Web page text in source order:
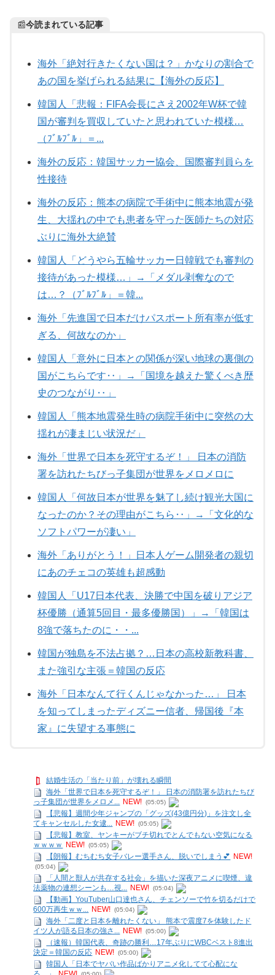
📰今読まれている記事
海外「絶対行きたくない国は？」かなりの割合で
あの国を挙げられる結果に【海外の反応】
韓国人「悲報：FIFA会長にさえ2002年W杯で韓
国が審判を買収していたと思われていた模様…
（ﾌﾞﾙﾌﾞﾙ」＝...
海外の反応：韓国サッカー協会、国際審判員らを
性接待
海外の反応：熊本の病院で手術中に熊本地震が発
生、大揺れの中でも患者を守った医師たちの対応
ぶりに海外大絶賛
韓国人「どうやら五輪サッカー日韓戦でも審判の
接待があった模様…」→「メダル剥奪なので
は…？（ﾌﾞﾙﾌﾞﾙ」＝韓...
海外「先進国で日本だけパスポート所有率が低す
ぎる、何故なのか」
韓国人「意外に日本との関係が深い地球の裏側の
国がこちらです‥」→「国境を越えた驚くべき歴
史のつながり‥」
韓国人「熊本地震発生時の病院手術中に突然の大
揺れが凄まじい状況だ」
海外「世界で日本を死守するぞ！」 日本の消防
署を訪れたちびっ子集団が世界をメロメロに
韓国人「何故日本が世界を魅了し続け観光大国に
なったのか？その理由がこちら‥」→「文化的な
ソフトパワーが凄い」
海外「ありがとう！」日本人ゲーム開発者の親切
にあのチェコの英雄も超感動
韓国人「U17日本代表、決勝で中国を破りアジア
杯優勝（通算5回目・最多優勝国）」→「韓国は
8強で落ちたのに・・...
韓国が独島を不法占拠？…日本の高校新教科書、
また強引な主張＝韓国の反応
海外「日本なんて行くんじゃなかった…」 日本
を知ってしまったディズニー信者、帰国後『本
家』に失望する事態に
結婚生活の「当たり前」が壊れる瞬間
海外「世界で日本を死守するぞ！」 日本の消防署を訪れたちび
っ子集団が世界をメロメ... NEW! (05:05)
【悲報】週間少年ジャンプの「グッズ(43億円分)」を注文し全
てキャンセルした女逮... NEW! (05:05)
【悲報】教室、ヤンキーがブチ切れでとんでもない空気になる
ｗｗｗｗ
NEW! (05:05)
【朗報】むちむち女子バレー選手さん、脱いでしまう💕 NEW!
(05:04)
「人間と獣人が共存する社会」を描いた深夜アニメに喫煙、違
法薬物の連想シーンも…視... NEW! (05:04)
【動画】YouTuber山口達也さん、チェンソーで竹を切るだけで
600万再生ｗｗ... NEW! (05:04)
海外「二度と日本を離れたくない」 熊本で震度7を体験したド
イツ人が語る日本の強さ... NEW! (05:00)
（速報）韓国代表、奇跡の勝利…17年ぶりにWBCベスト8進出
決定＝韓国の反応 NEW! (05:00)
韓国人「日本でヤバい作品ばかりアニメ化してて心配にな